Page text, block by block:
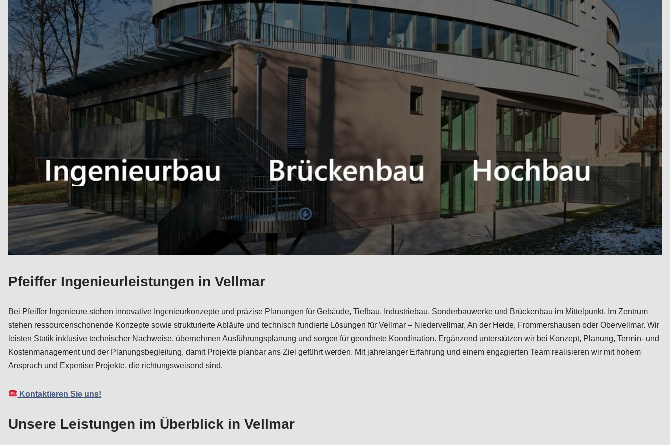
Pfeiffer Ingenieurleistungen in Vellmar
Bei Pfeiffer Ingenieure stehen innovative Ingenieurkonzepte und präzise Planungen für Gebäude, Tiefbau, Industriebau, Sonderbauwerke und Brückenbau im Mittelpunkt. Im Zentrum
stehen ressourcenschonende Konzepte sowie strukturierte Abläufe und technisch fundierte Lösungen für Vellmar – Niedervellmar, An der Heide, Frommershausen oder Obervellmar. Wir
leisten Statik inklusive technischer Nachweise, übernehmen Ausführungsplanung und sorgen für geordnete Koordination. Ergänzend unterstützen wir bei Konzept, Planung, Termin- und
Kostenmanagement und der Planungsbegleitung, damit Projekte planbar ans Ziel geführt werden. Mit jahrelanger Erfahrung und einem engagierten Team realisieren wir mit hohem
Anspruch und Expertise Projekte, die richtungsweisend sind.
Kontaktieren Sie uns!
Unsere Leistungen im Überblick in Vellmar